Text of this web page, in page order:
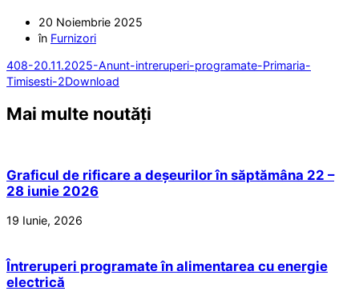
20 Noiembrie 2025
în Furnizori
408-20.11.2025-Anunt-intreruperi-programate-Primaria-
Timisesti-2Download
Mai multe noutăți
Graficul de rificare a deșeurilor în săptămâna 22 –
28 iunie 2026
19 Iunie, 2026
Întreruperi programate în alimentarea cu energie
electrică